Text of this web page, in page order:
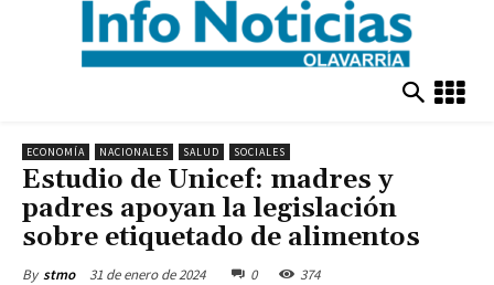
ECONOMÍA NACIONALES SALUD SOCIALES
Estudio de Unicef: madres y
padres apoyan la legislación
sobre etiquetado de alimentos
By stmo 31 de enero de 2024 0 374